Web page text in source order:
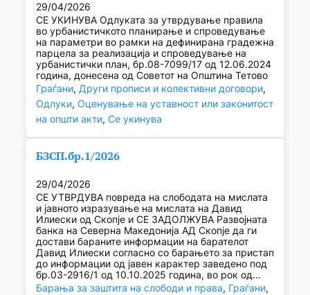
29/04/2026
СЕ УКИНУВА Одлуката за утврдување правила
во урбанистичкото планирање и спроведување
на параметри во рамки на дефинирана градежна
парцела за реализација и спроведување на
урбанистички план, бр.08-7099/17 од 12.06.2024
година, донесена од Советот на Општина Тетово
Граѓани, Други прописи и колективни договори
Одлуки, Оценување на уставност или законитост
на општи акти, Се укинува
БЗСП.бр.1/2026
29/04/2026
СЕ УТВРДУВА повреда на слободата на мислата
и јавното изразување на мислата на Давид
Илиески од Скопје и СЕ ЗАДОЛЖУВА Развојната
банка на Северна Македонија АД Скопје да ги
достави бараните информации на барателот
Давид Илиески согласно со барањето за пристап
до информации од јавен карактер заведено под
бр.03-2916/1 од 10.10.2025 година, во рок од…
Барања за заштита на слободи и права, Граѓани